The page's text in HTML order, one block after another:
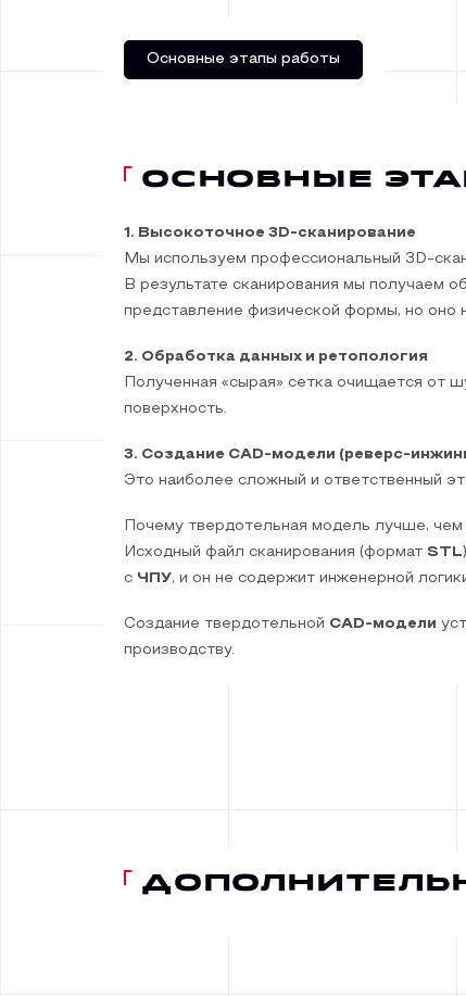
Основные этапы работы
ОСНОВНЫЕ
1. Высокоточное 3D-сканирование
Мы используем профессиональный 3D-
В результате сканирования мы получаем
представление физической формы, но оно
2. Обработка данных и ретопология
Полученная «сырая» сетка очищается от
поверхность.
3. Создание CAD-модели (реверс-
Это наиболее сложный и ответственный
Почему твердотельная модель лучше, чем
Исходный файл сканирования (формат STL
с ЧПУ, и он не содержит инженерной
Создание твердотельной CAD-модели
производству.